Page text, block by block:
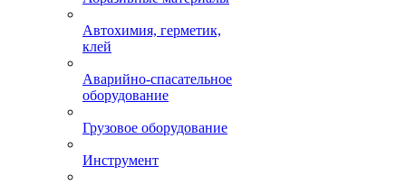
Автохимия, герметик,
клей
Аварийно-спасательное
оборудование
Грузовое оборудование
Инструмент